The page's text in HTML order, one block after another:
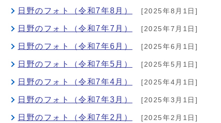
日野のフォト（令和7年8月） [2025年8月1日]
日野のフォト（令和7年7月） [2025年7月1日]
日野のフォト（令和7年6月） [2025年6月1日]
日野のフォト（令和7年5月） [2025年5月1日]
日野のフォト（令和7年4月） [2025年4月1日]
日野のフォト（令和7年3月） [2025年3月1日]
日野のフォト（令和7年2月） [2025年2月1日]